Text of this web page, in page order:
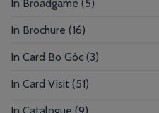
In Broadgame (5)
In Brochure (16)
In Card Bo Góc (3)
In Card Visit (51)